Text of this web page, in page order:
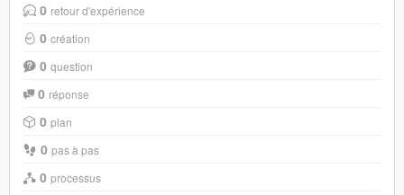
0 retour d'expérience
0 création
0 question
0 réponse
0 plan
0 pas à pas
0 processus